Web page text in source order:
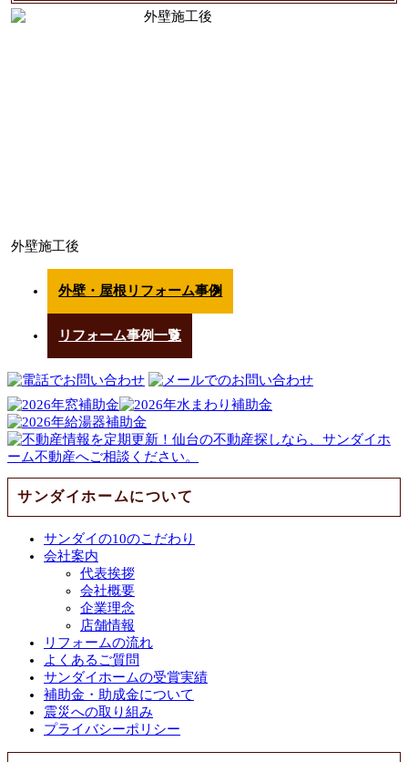
外壁施工後
外壁・屋根リフォーム事例
リフォーム事例一覧
サンダイホームについて
サンダイの10のこだわり
会社案内
代表挨拶
会社概要
企業理念
店舗情報
リフォームの流れ
よくあるご質問
サンダイホームの受賞実績
補助金・助成金について
震災への取り組み
プライバシーポリシー